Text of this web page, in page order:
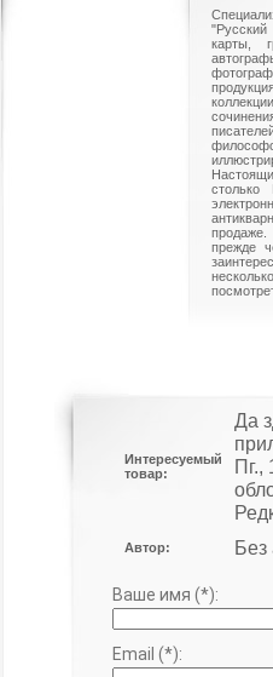
"Русский
карты,
столько
прежде
Интересуемый
товар:
Да
Пг.,
Автор: Без
Ваше имя (*):
Email (*):